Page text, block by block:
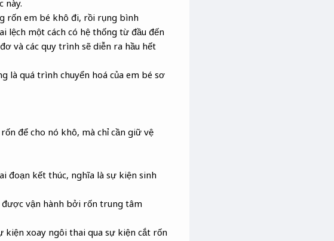
này.
rốn em bé khô đi, rồi rụng bình
lệch một cách có hệ thống từ đầu đến
và các quy trình sẽ diễn ra hầu hết
là quá trình chuyển hoá của em bé sơ
để cho nó khô, mà chỉ cần giữ vệ
đoạn kết thúc, nghĩa là sự kiện sinh
vận hành bởi rốn trung tâm
xoay ngôi thai qua sự kiện cắt rốn